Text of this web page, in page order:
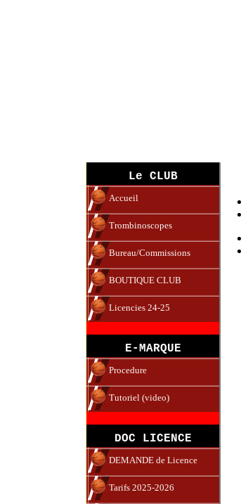
Le CLUB
Accueil
Trombinoscopes
Bureau/Commissions
BOUTIQUE CLUB
Licencies 24-25
E-MARQUE
Procedure
Tutoriel (video)
DOC LICENCE
DEMANDE de Licence
Tarifs 2025-2026